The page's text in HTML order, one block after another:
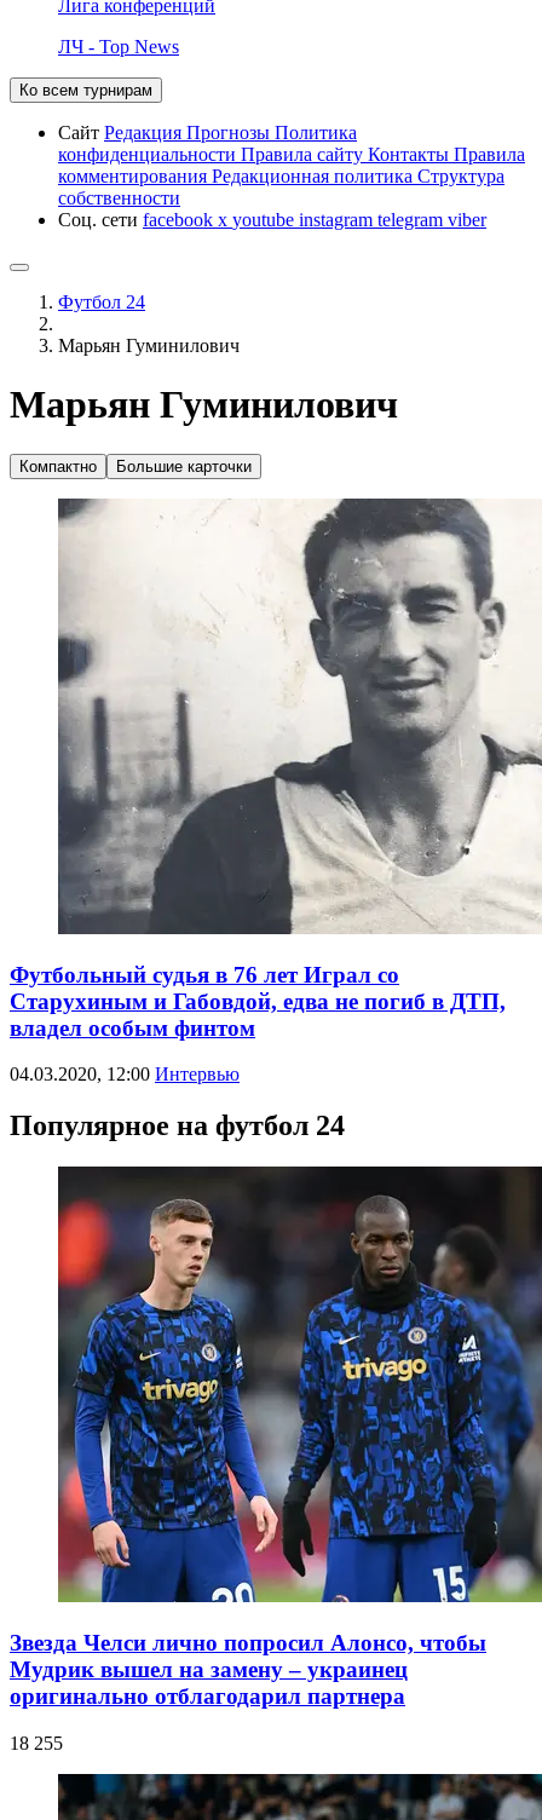
Лига конференций
ЛЧ - Top News
Ко всем турнирам
Сайт Редакция Прогнозы Политика
конфиденциальности Правила сайту Контакты Правила
комментирования Редакционная политика Структура
собственности
Соц. сети facebook x youtube instagram telegram viber
Футбол 24
Марьян Гуминилович
Марьян Гуминилович
Компактно Большие карточки
Футбольный судья в 76 лет Играл со
Старухиным и Габовдой, едва не погиб в ДТП,
владел особым финтом
04.03.2020, 12:00 Интервью
Популярное на футбол 24
Звезда Челси лично попросил Алонсо, чтобы
Мудрик вышел на замену – украинец
оригинально отблагодарил партнера
18 255